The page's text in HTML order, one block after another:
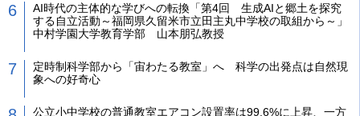
AI時代の主体的な学びへの転換「第4回 生成AIと郷土を探究
する自立活動～福岡県久留米市立田主丸中学校の取組から～」
中村学園大学教育学部 山本朋弘教授
定時制科学部から「宙わたる教室」へ 科学の出発点は自然現
象への好奇心
公立小中学校の普通教室エアコン設置率は99.6%に上昇、一方